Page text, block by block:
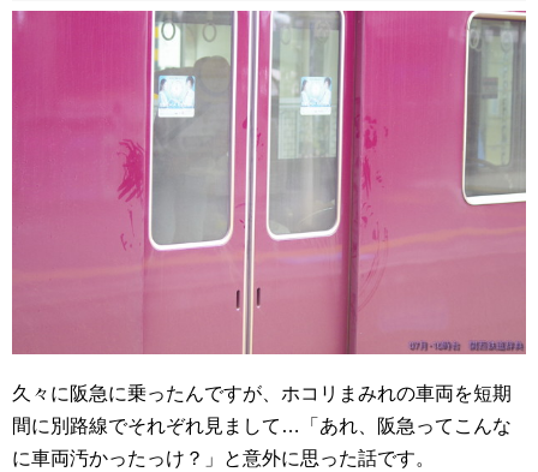
久々に阪急に乗ったんですが、ホコリまみれの車両を短期
間に別路線でそれぞれ見まして…「あれ、阪急ってこんな
に車両汚かったっけ？」と意外に思った話です。